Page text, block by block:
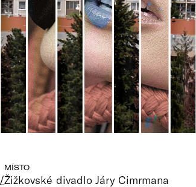
MÍSTO
Žižkovské divadlo Járy Cimrmana